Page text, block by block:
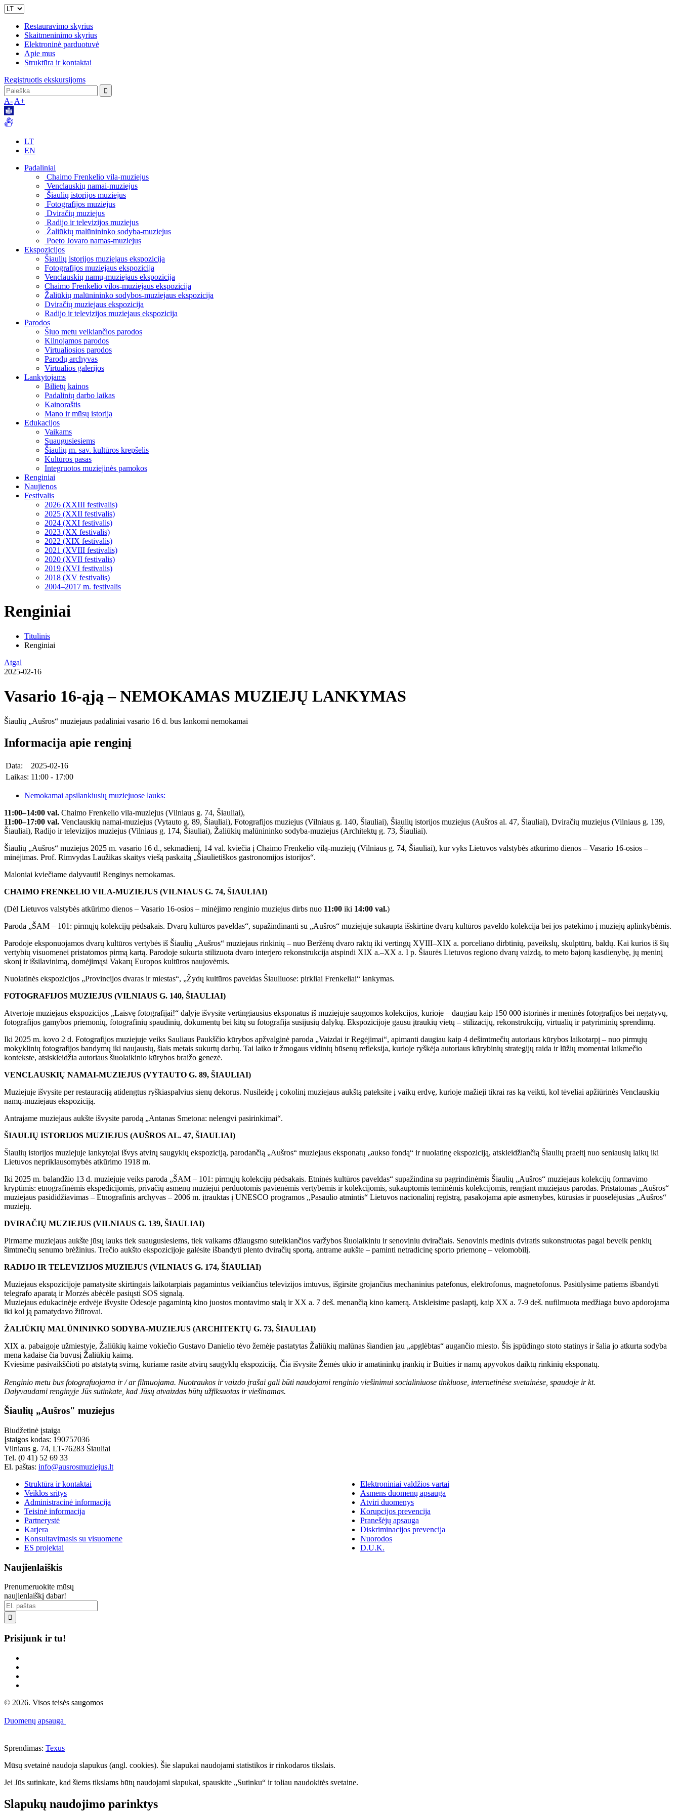
Restauravimo skyrius
Skaitmeninimo skyrius
Elektroninė parduotuvė
Apie mus
Struktūra ir kontaktai
Registruotis ekskursijoms
A- A+
LT
EN
Padaliniai
Chaimo Frenkelio vila-muziejus
Venclauskių namai-muziejus
Šiaulių istorijos muziejus
Fotografijos muziejus
Dviračių muziejus
Radijo ir televizijos muziejus
Žaliūkių malūnininko sodyba-muziejus
Poeto Jovaro namas-muziejus
Ekspozicijos
Šiaulių istorijos muziejaus ekspozicija
Fotografijos muziejaus ekspozicija
Venclauskių namų-muziejaus ekspozicija
Chaimo Frenkelio vilos-muziejaus ekspozicija
Žaliūkių malūnininko sodybos-muziejaus ekspozicija
Dviračių muziejaus ekspozicija
Radijo ir televizijos muziejaus ekspozicija
Parodos
Šiuo metu veikiančios parodos
Kilnojamos parodos
Virtualiosios parodos
Parodų archyvas
Virtualios galerijos
Lankytojams
Bilietų kainos
Padalinių darbo laikas
Kainoraštis
Mano ir mūsų istorija
Edukacijos
Vaikams
Suaugusiesiems
Šiaulių m. sav. kultūros krepšelis
Kultūros pasas
Integruotos muziejinės pamokos
Renginiai
Naujienos
Festivalis
2026 (XXIII festivalis)
2025 (XXII festivalis)
2024 (XXI festivalis)
2023 (XX festivalis)
2022 (XIX festivalis)
2021 (XVIII festivalis)
2020 (XVII festivalis)
2019 (XVI festivalis)
2018 (XV festivalis)
2004–2017 m. festivalis
Renginiai
Titulinis
Renginiai
Atgal
2025-02-16
Vasario 16-ąją – NEMOKAMAS MUZIEJŲ LANKYMAS
Šiaulių „Aušros“ muziejaus padaliniai vasario 16 d. bus lankomi nemokamai
Informacija apie renginį
Data:
2025-02-16
Laikas: 11:00 - 17:00
Nemokamai apsilankiusių muziejuose lauks:
11:00–14:00 val. Chaimo Frenkelio vila-muziejus (Vilniaus g. 74, Šiauliai),
11:00–17:00 val. Venclauskių namai-muziejus (Vytauto g. 89, Šiauliai), Fotografijos muziejus (Vilniaus g. 140, Šiauliai), Šiaulių istorijos muziejus (Aušros al. 47, Šiauliai), Dviračių muziejus (Vilniaus g. 139,
Šiauliai), Radijo ir televizijos muziejus (Vilniaus g. 174, Šiauliai), Žaliūkių malūnininko sodyba-muziejus (Architektų g. 73, Šiauliai).
Šiaulių „Aušros“ muziejus 2025 m. vasario 16 d., sekmadienį, 14 val. kviečia į Chaimo Frenkelio vilą-muziejų (Vilniaus g. 74, Šiauliai), kur vyks Lietuvos valstybės atkūrimo dienos – Vasario 16-osios –
minėjimas. Prof. Rimvydas Laužikas skaitys viešą paskaitą „Šiaulietiškos gastronomijos istorijos“.
Maloniai kviečiame dalyvauti! Renginys nemokamas.
CHAIMO FRENKELIO VILA-MUZIEJUS (VILNIAUS G. 74, ŠIAULIAI)
(Dėl Lietuvos valstybės atkūrimo dienos – Vasario 16-osios – minėjimo renginio muziejus dirbs nuo 11:00 iki 14:00 val.)
Paroda „ŠAM – 101: pirmųjų kolekcijų pėdsakais. Dvarų kultūros paveldas“, supažindinanti su „Aušros“ muziejuje sukaupta išskirtine dvarų kultūros paveldo kolekcija bei jos patekimo į muziejų aplinkybėmis.
Parodoje eksponuojamos dvarų kultūros vertybės iš Šiaulių „Aušros“ muziejaus rinkinių – nuo Beržėnų dvaro raktų iki vertingų XVIII–XIX a. porceliano dirbtinių, paveikslų, skulptūrų, baldų. Kai kurios iš šių
vertybių visuomenei pristatomos pirmą kartą. Parodoje sukurta stilizuota dvaro interjero rekonstrukcija atspindi XIX a.–XX a. I p. Šiaurės Lietuvos regiono dvarų vaizdą, to meto bajorų kasdienybę, jų meninį
skonį ir išsilavinimą, domėjimąsi Vakarų Europos kultūros naujovėmis.
Nuolatinės ekspozicijos „Provincijos dvaras ir miestas“, „Žydų kultūros paveldas Šiauliuose: pirkliai Frenkeliai“ lankymas.
FOTOGRAFIJOS MUZIEJUS (VILNIAUS G. 140, ŠIAULIAI)
Atvertoje muziejaus ekspozicijos „Laisvę fotografijai!“ dalyje išvysite vertingiausius eksponatus iš muziejuje saugomos kolekcijos, kurioje – daugiau kaip 150 000 istorinės ir meninės fotografijos bei negatyvų,
fotografijos gamybos priemonių, fotografinių spaudinių, dokumentų bei kitų su fotografija susijusių dalykų. Ekspozicijoje gausu įtraukių vietų – stilizacijų, rekonstrukcijų, virtualių ir patyriminių sprendimų.
Iki 2025 m. kovo 2 d. Fotografijos muziejuje veiks Sauliaus Paukščio kūrybos apžvalginė paroda „Vaizdai ir Regėjimai“, apimanti daugiau kaip 4 dešimtmečių autoriaus kūrybos laikotarpį – nuo pirmųjų
mokyklinių fotografijos bandymų iki naujausių, šiais metais sukurtų darbų. Tai laiko ir žmogaus vidinių būsenų refleksija, kurioje ryškėja autoriaus kūrybinių strategijų raida ir lūžių momentai laikmečio
kontekste, atsiskleidžia autoriaus šiuolaikinio kūrybos braižo genezė.
VENCLAUSKIŲ NAMAI-MUZIEJUS (VYTAUTO G. 89, ŠIAULIAI)
Muziejuje išvysite per restauraciją atidengtus ryškiaspalvius sienų dekorus. Nusileidę į cokolinį muziejaus aukštą pateksite į vaikų erdvę, kurioje mažieji tikrai ras ką veikti, kol tėveliai apžiūrinės Venclauskių
namų-muziejaus ekspoziciją.
Antrajame muziejaus aukšte išvysite parodą „Antanas Smetona: nelengvi pasirinkimai“.
ŠIAULIŲ ISTORIJOS MUZIEJUS (AUŠROS AL. 47, ŠIAULIAI)
Šiaulių istorijos muziejuje lankytojai išvys atvirų saugyklų ekspoziciją, parodančią „Aušros“ muziejaus eksponatų „aukso fondą“ ir nuolatinę ekspoziciją, atskleidžiančią Šiaulių praeitį nuo seniausių laikų iki
Lietuvos nepriklausomybės atkūrimo 1918 m.
Iki 2025 m. balandžio 13 d. muziejuje veiks paroda „ŠAM – 101: pirmųjų kolekcijų pėdsakais. Etninės kultūros paveldas“ supažindina su pagrindinėmis Šiaulių „Aušros“ muziejaus kolekcijų formavimo
kryptimis: etnografinėmis ekspedicijomis, privačių asmenų muziejui perduotomis pavienėmis vertybėmis ir kolekcijomis, sukauptomis teminėmis kolekcijomis, rengiant muziejaus parodas. Pristatomas „Aušros“
muziejaus pasididžiavimas – Etnografinis archyvas – 2006 m. įtrauktas į UNESCO programos ,,Pasaulio atmintis“ Lietuvos nacionalinį registrą, pasakojama apie asmenybes, kūrusias ir puoselėjusias „Aušros“
muziejų.
DVIRAČIŲ MUZIEJUS (VILNIAUS G. 139, ŠIAULIAI)
Pirmame muziejaus aukšte jūsų lauks tiek suaugusiesiems, tiek vaikams džiaugsmo suteikiančios varžybos šiuolaikiniu ir senoviniu dviračiais. Senovinis medinis dviratis sukonstruotas pagal beveik penkių
šimtmečių senumo brėžinius. Trečio aukšto ekspozicijoje galėsite išbandyti plento dviračių sportą, antrame aukšte – paminti netradicinę sporto priemonę – velomobilį.
RADIJO IR TELEVIZIJOS MUZIEJUS (VILNIAUS G. 174, ŠIAULIAI)
Muziejaus ekspozicijoje pamatysite skirtingais laikotarpiais pagamintus veikiančius televizijos imtuvus, išgirsite grojančius mechaninius patefonus, elektrofonus, magnetofonus. Pasiūlysime patiems išbandyti
telegrafo aparatą ir Morzės abėcėle pasiųsti SOS signalą.
Muziejaus edukacinėje erdvėje išvysite Odesoje pagamintą kino juostos montavimo stalą ir XX a. 7 deš. menančią kino kamerą. Atskleisime paslaptį, kaip XX a. 7-9 deš. nufilmuota medžiaga buvo apdorojama
iki kol ją pamatydavo žiūrovai.
ŽALIŪKIŲ MALŪNININKO SODYBA-MUZIEJUS (ARCHITEKTŲ G. 73, ŠIAULIAI)
XIX a. pabaigoje užmiestyje, Žaliūkių kaime vokiečio Gustavo Danielio tėvo žemėje pastatytas Žaliūkių malūnas šiandien jau „apglėbtas“ augančio miesto. Šis įspūdingo stoto statinys ir šalia jo atkurta sodyba
mena kadaise čia buvusį Žaliūkių kaimą.
Kviesime pasivaikščioti po atstatytą svirną, kuriame rasite atvirų saugyklų ekspoziciją. Čia išvysite Žemės ūkio ir amatininkų įrankių ir Buities ir namų apyvokos daiktų rinkinių eksponatų.
Renginio metu bus fotografuojama ir / ar filmuojama. Nuotraukos ir vaizdo įrašai gali būti naudojami renginio viešinimui socialiniuose tinkluose, internetinėse svetainėse, spaudoje ir kt.
Dalyvaudami renginyje Jūs sutinkate, kad Jūsų atvaizdas būtų užfiksuotas ir viešinamas.
Šiaulių „Aušros" muziejus
Biudžetinė įstaiga
Įstaigos kodas: 190757036
Vilniaus g. 74, LT-76283 Šiauliai
Tel. (0 41) 52 69 33
El. paštas: info@ausrosmuziejus.lt
Struktūra ir kontaktai
Veiklos sritys
Administracinė informacija
Teisinė informacija
Partnerystė
Karjera
Konsultavimasis su visuomene
ES projektai
Elektroniniai valdžios vartai
Asmens duomenų apsauga
Atviri duomenys
Korupcijos prevencija
Pranešėjų apsauga
Diskriminacijos prevencija
Nuorodos
D.U.K.
Naujienlaiškis
Prenumeruokite mūsų
naujienlaiškį dabar!

Prisijunk ir tu!
© 2026. Visos teisės saugomos
Duomenų apsauga
Sprendimas: Texus
Mūsų svetainė naudoja slapukus (angl. cookies). Šie slapukai naudojami statistikos ir rinkodaros tikslais.
Jei Jūs sutinkate, kad šiems tikslams būtų naudojami slapukai, spauskite „Sutinku“ ir toliau naudokitės svetaine.
Slapukų naudojimo parinktys